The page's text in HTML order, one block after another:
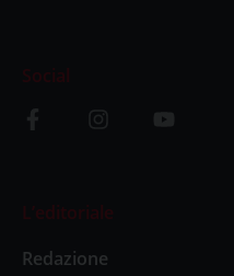
Social
L’editoriale
Redazione